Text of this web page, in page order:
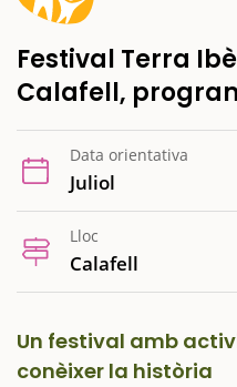
Festival Terra
Calafell,
Data orientativa
Juliol
Lloc
Calafell
Un festival amb
conèixer la història